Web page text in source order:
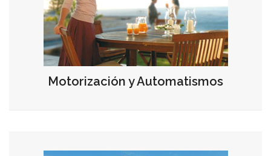
Motorización y Automatismos